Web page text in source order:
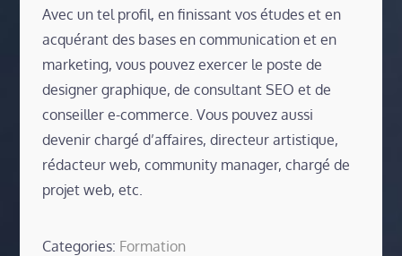
Avec un tel profil, en finissant vos études et en
acquérant des bases en communication et en
marketing, vous pouvez exercer le poste de
designer graphique, de consultant SEO et de
conseiller e-commerce. Vous pouvez aussi
devenir chargé d’affaires, directeur artistique,
rédacteur web, community manager, chargé de
projet web, etc.
Categories: Formation